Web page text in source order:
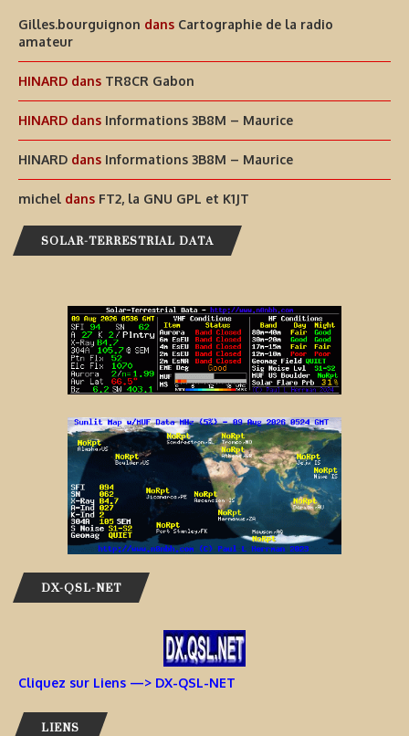
Gilles.bourguignon dans Cartographie de la radio
amateur
HINARD dans TR8CR Gabon
HINARD dans Informations 3B8M – Maurice
HINARD dans Informations 3B8M – Maurice
michel dans FT2, la GNU GPL et K1JT
SOLAR-TERRESTRIAL DATA
DX-QSL-NET
Cliquez sur Liens —> DX-QSL-NET
LIENS